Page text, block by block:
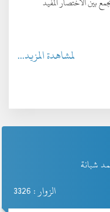
لمشاهدة المزيد...
شبانة
الزوار : 3326